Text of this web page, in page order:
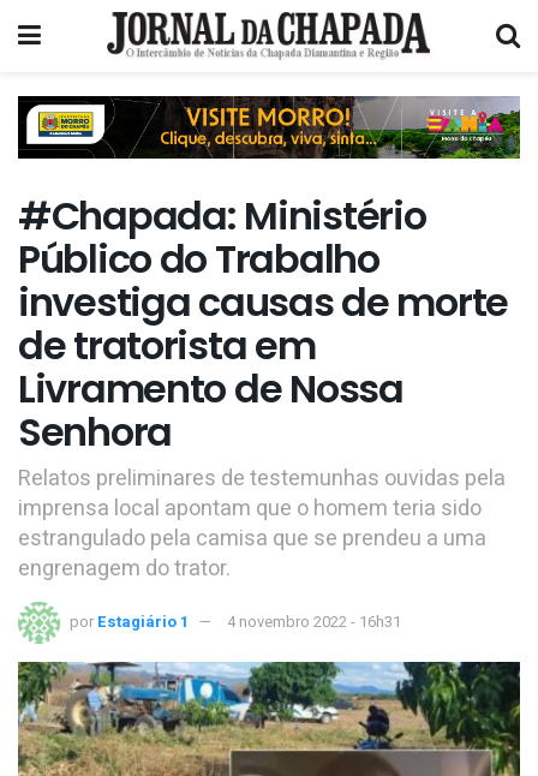
#Chapada: Ministério
Público do Trabalho
investiga causas de morte
de tratorista em
Livramento de Nossa
Senhora
Relatos preliminares de testemunhas ouvidas pela
imprensa local apontam que o homem teria sido
estrangulado pela camisa que se prendeu a uma
engrenagem do trator.
por Estagiário 1 4 novembro 2022 - 16h31